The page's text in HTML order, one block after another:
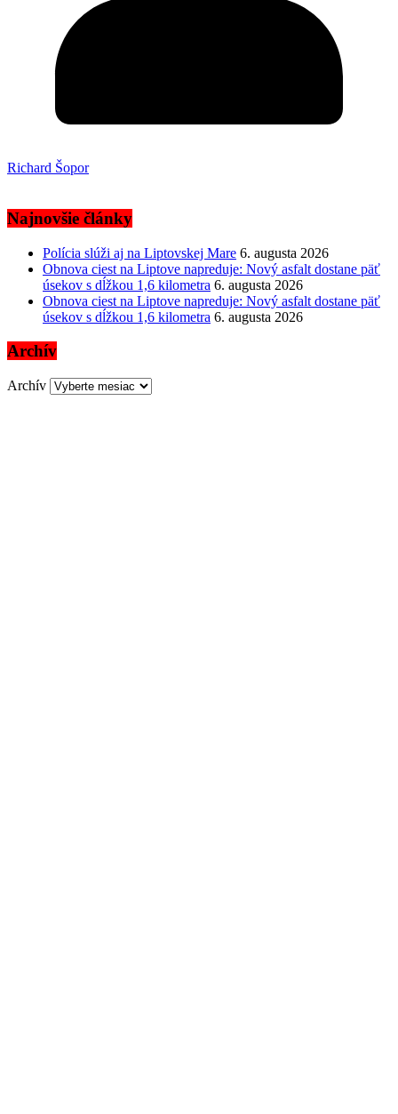
Richard Šopor
Najnovšie články
Polícia slúži aj na Liptovskej Mare 6. augusta 2026
Obnova ciest na Liptove napreduje: Nový asfalt dostane päť
úsekov s dĺžkou 1,6 kilometra 6. augusta 2026
Obnova ciest na Liptove napreduje: Nový asfalt dostane päť
úsekov s dĺžkou 1,6 kilometra 6. augusta 2026
Archív
Archív